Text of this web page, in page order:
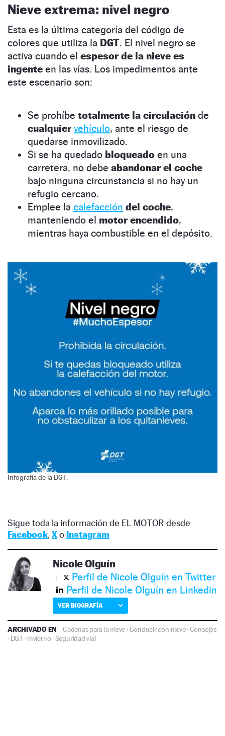
Nieve extrema: nivel negro
Esta es la última categoría del código de
colores que utiliza la DGT. El nivel negro se
activa cuando el espesor de la nieve es
ingente en las vías. Los impedimentos ante
este escenario son:
Se prohíbe totalmente la circulación de
cualquiervehículo, ante el riesgo de
quedarse inmovilizado.
Si se ha quedado bloqueado en una
carretera, no debe abandonar el coche
bajo ninguna circunstancia si no hay un
refugio cercano.
Emplee la calefacción del coche,
manteniendo el motor encendido,
mientras haya combustible en el depósito.
Infografía de la DGT.
Sigue toda la información de EL MOTOR desde
Facebook, Xo Instagram
Nicole Olguín
Perfil de Nicole Olguín en Twitter
Perfil de Nicole Olguín en Linkedin
VER BIOGRAFÍA
ARCHIVADO EN Cadenas para la nieve ·Conducir con nieve·Consejos
· DGT·Invierno ·Seguridad vial